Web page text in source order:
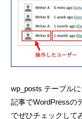
wp_posts テーブル
記事でWordPressの
でぜひチェックして